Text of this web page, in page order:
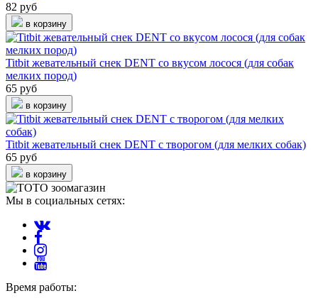
82 руб
в корзину
Titbit жевательный снек DENT со вкусом лосося (для собак
мелких пород)
65 руб
в корзину
Titbit жевательный снек DENT с творогом (для мелких собак)
65 руб
в корзину
Мы в социальных сетях:
Время работы: